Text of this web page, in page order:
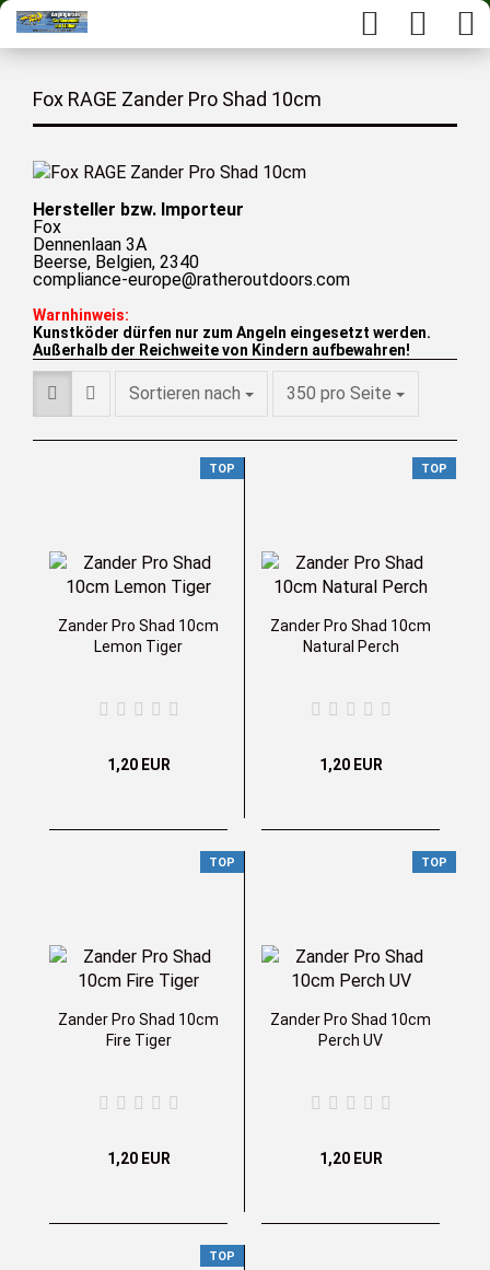
Fox RAGE Zander Pro Shad 10cm
Hersteller bzw. Importeur
Fox
Dennenlaan 3A
Beerse, Belgien, 2340
compliance-europe@ratheroutdoors.com
Warnhinweis:
Kunstköder dürfen nur zum Angeln eingesetzt werden.
Außerhalb der Reichweite von Kindern aufbewahren!
Sortieren nach 350 pro Seite
TOP
Zander Pro Shad 10cm
Lemon Tiger
1,20 EUR
TOP
Zander Pro Shad 10cm
Natural Perch
1,20 EUR
TOP
Zander Pro Shad 10cm
Fire Tiger
1,20 EUR
TOP
Zander Pro Shad 10cm
Perch UV
1,20 EUR
TOP